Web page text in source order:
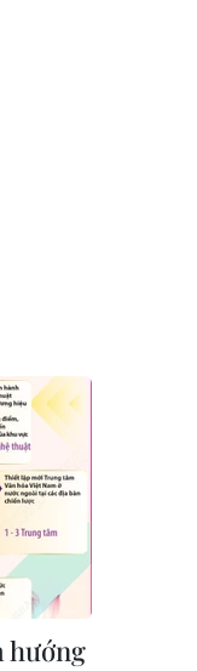
hướng